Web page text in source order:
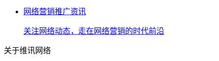
网络营销推广资讯
关注网络动态，走在网络营销的时代前沿
关于维讯网络